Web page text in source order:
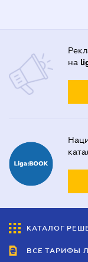
на
КАТАЛОГ
ВСЕ ТАРИФЫ